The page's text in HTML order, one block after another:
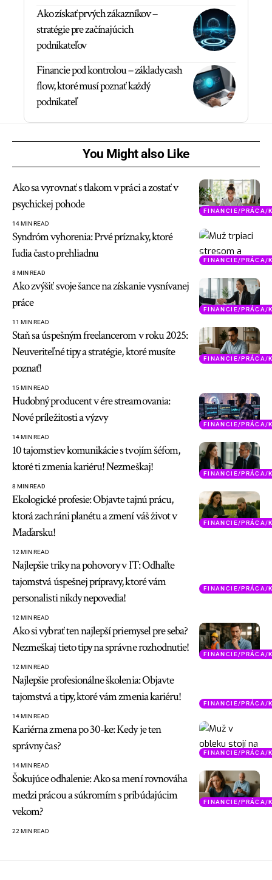
Ako získať prvých zákazníkov –
stratégie pre začínajúcich
podnikateľov
Financie pod kontrolou – základy cash
flow, ktoré musí poznať každý
podnikateľ
You Might also Like
FINANCIE/PRÁCA/
Ako sa vyrovnať s tlakom v práci a zostať v
psychickej pohode
14 MIN READ
FINANCIE/PRÁCA/
Syndróm vyhorenia: Prvé príznaky, ktoré
ľudia často prehliadnu
8 MIN READ
FINANCIE/PRÁCA/
Ako zvýšiť svoje šance na získanie vysnívanej
práce
11 MIN READ
FINANCIE/PRÁCA/
Staň sa úspešným freelancerom v roku 2025:
Neuveriteľné tipy a stratégie, ktoré musíte
poznať!
15 MIN READ
FINANCIE/PRÁCA/
Hudobný producent v ére streamovania:
Nové príležitosti a výzvy
14 MIN READ
FINANCIE/PRÁCA/
10 tajomstiev komunikácie s tvojím šéfom,
ktoré ti zmenia kariéru! Nezmeškaj!
8 MIN READ
FINANCIE/PRÁCA/
Ekologické profesie: Objavte tajnú prácu,
ktorá zachráni planétu a zmení váš život v
Maďarsku!
12 MIN READ
FINANCIE/PRÁCA/
Najlepšie triky na pohovory v IT: Odhaľte
tajomstvá úspešnej prípravy, ktoré vám
personalisti nikdy nepovedia!
12 MIN READ
FINANCIE/PRÁCA/
Ako si vybrať ten najlepší priemysel pre seba?
Nezmeškaj tieto tipy na správne rozhodnutie!
12 MIN READ
FINANCIE/PRÁCA/
Najlepšie profesionálne školenia: Objavte
tajomstvá a tipy, ktoré vám zmenia kariéru!
14 MIN READ
FINANCIE/PRÁCA/
Kariérna zmena po 30-ke: Kedy je ten
správny čas?
14 MIN READ
FINANCIE/PRÁCA/
Šokujúce odhalenie: Ako sa mení rovnováha
medzi prácou a súkromím s pribúdajúcim
vekom?
22 MIN READ